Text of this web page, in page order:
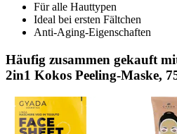
Für alle Hauttypen
Ideal bei ersten Fältchen
Anti-Aging-Eigenschaften
Häufig zusammen gekauft
2in1 Kokos Peeling-Maske,